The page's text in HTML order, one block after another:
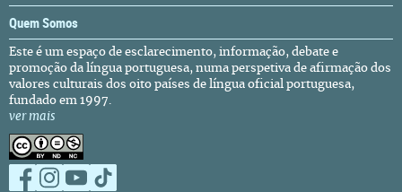
Quem Somos
Este é um espaço de esclarecimento, informação, debate e
promoção da língua portuguesa, numa perspetiva de afirmação dos
valores culturais dos oito países de língua oficial portuguesa,
fundado em 1997.
ver mais